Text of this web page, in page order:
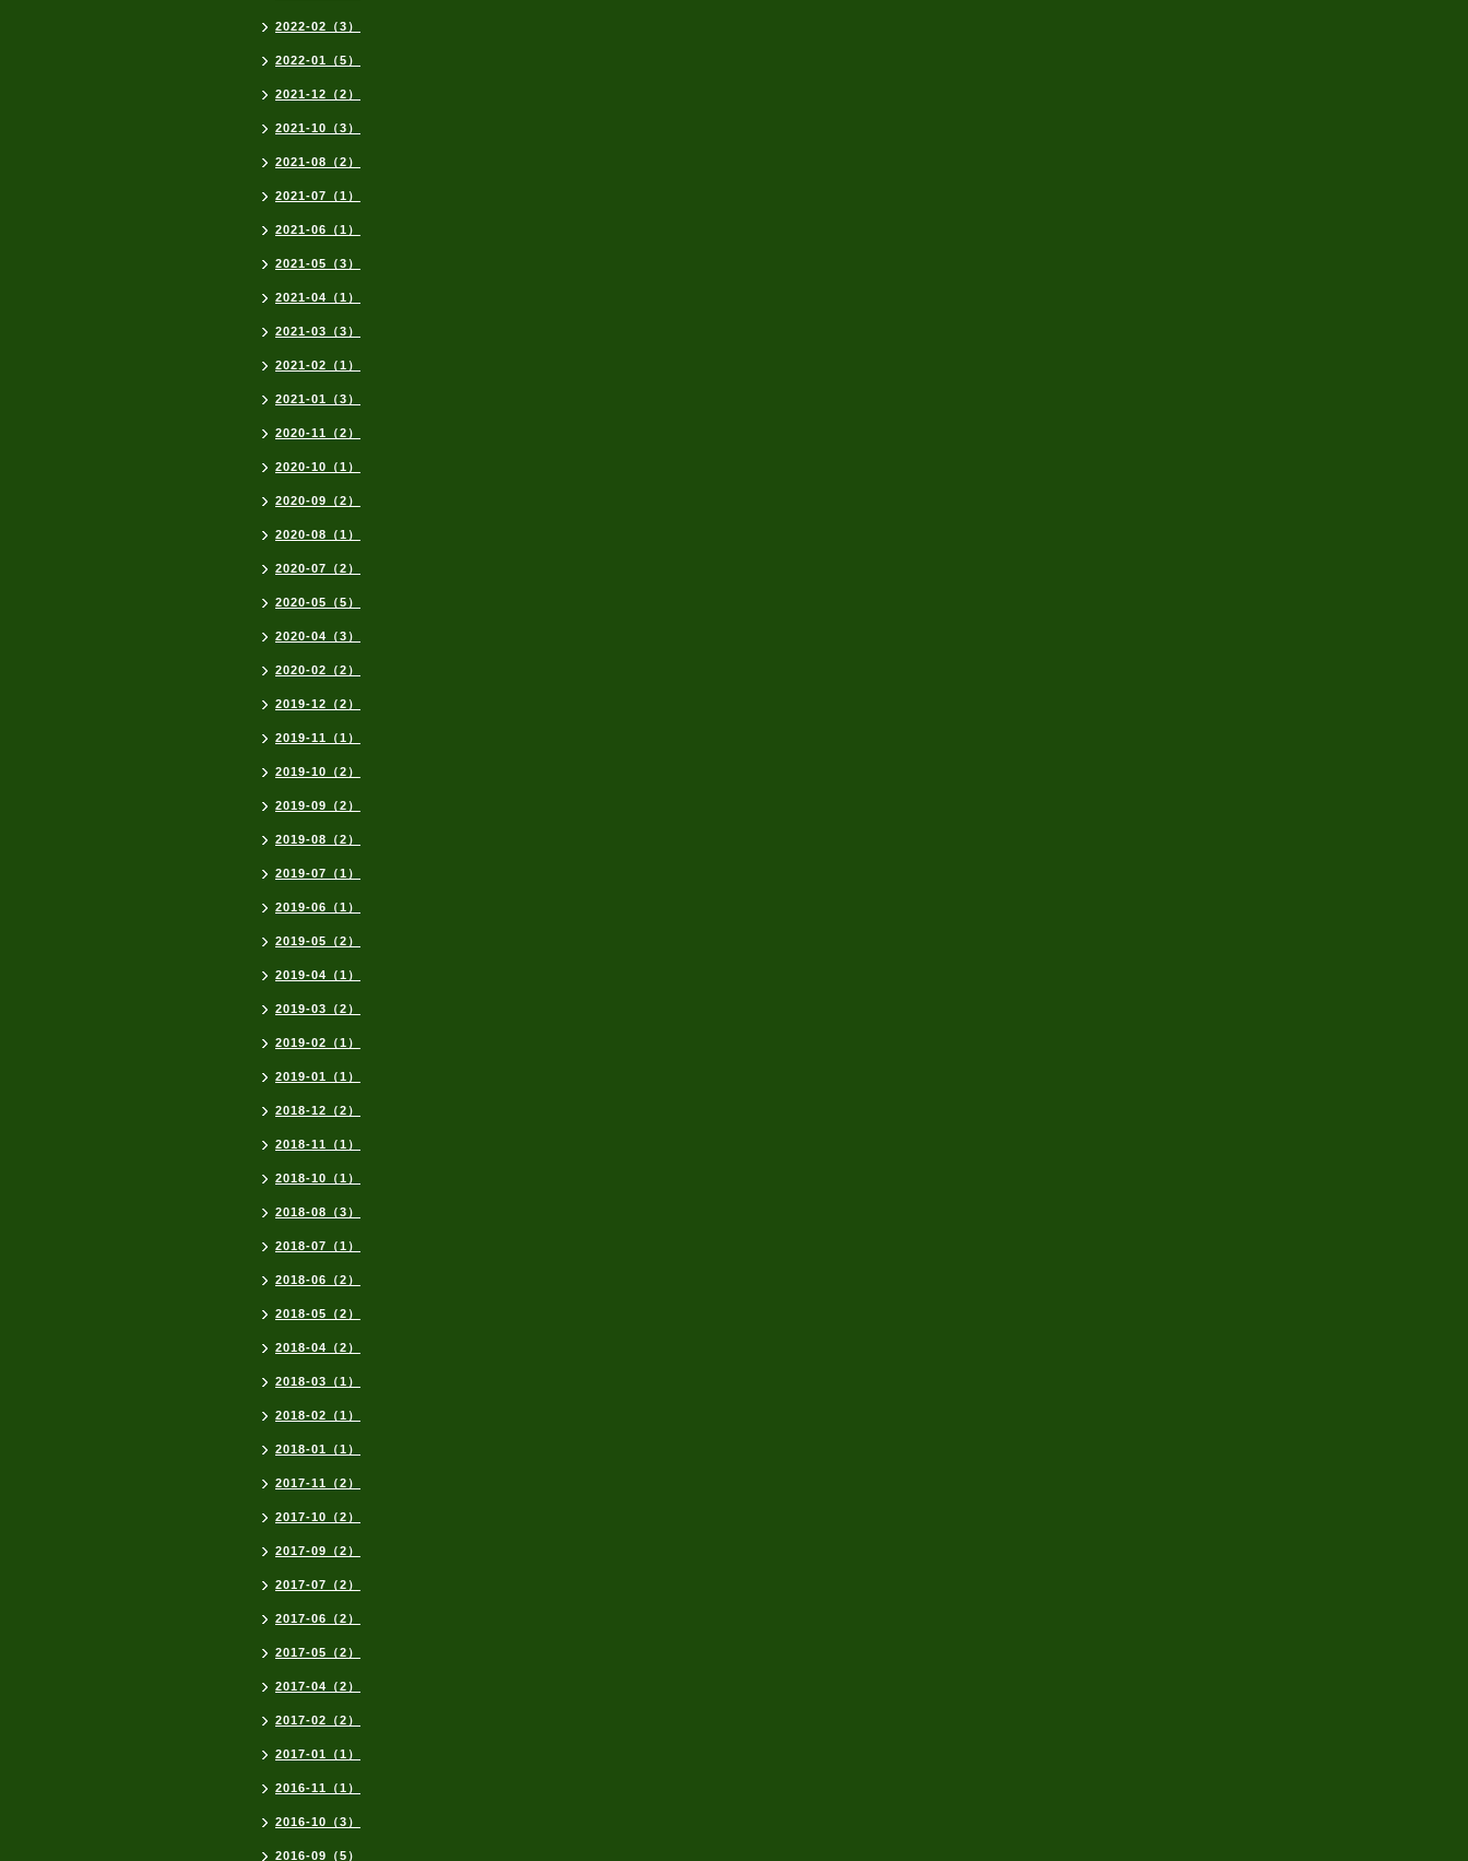
2022-02（3）
2022-01（5）
2021-12（2）
2021-10（3）
2021-08（2）
2021-07（1）
2021-06（1）
2021-05（3）
2021-04（1）
2021-03（3）
2021-02（1）
2021-01（3）
2020-11（2）
2020-10（1）
2020-09（2）
2020-08（1）
2020-07（2）
2020-05（5）
2020-04（3）
2020-02（2）
2019-12（2）
2019-11（1）
2019-10（2）
2019-09（2）
2019-08（2）
2019-07（1）
2019-06（1）
2019-05（2）
2019-04（1）
2019-03（2）
2019-02（1）
2019-01（1）
2018-12（2）
2018-11（1）
2018-10（1）
2018-08（3）
2018-07（1）
2018-06（2）
2018-05（2）
2018-04（2）
2018-03（1）
2018-02（1）
2018-01（1）
2017-11（2）
2017-10（2）
2017-09（2）
2017-07（2）
2017-06（2）
2017-05（2）
2017-04（2）
2017-02（2）
2017-01（1）
2016-11（1）
2016-10（3）
2016-09（5）